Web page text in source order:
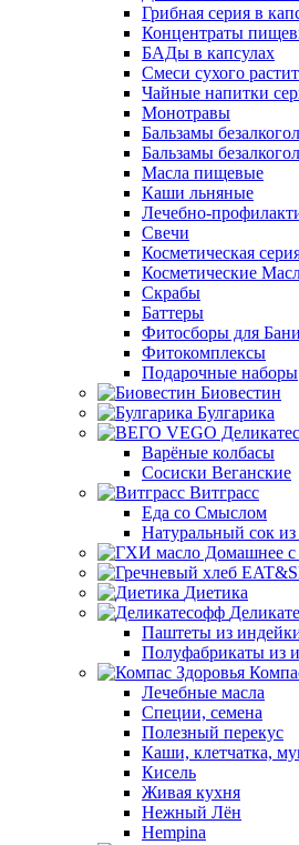
Грибная серия в
Концентраты
БАДы в капсулах
Смеси сухого
Чайные напитки
Монотравы
Бальзамы
Бальзамы
Масла пищевые
Каши льняные
Лечебно-
Свечи
Косметическая
Косметические
Скрабы
Баттеры
Фитосборы для Бани
Фитокомплексы
Подарочные наборы
Биовестин
Булгарика
Варёные колбасы
Сосиски Веганские
Витграсс
Еда со Смыслом
Натуральный сок
Диетика
Паштеты из
Полуфабрикаты из
Лечебные масла
Специи, семена
Полезный перекус
Каши, клетчатка,
Кисель
Живая кухня
Нежный Лён
Hempina